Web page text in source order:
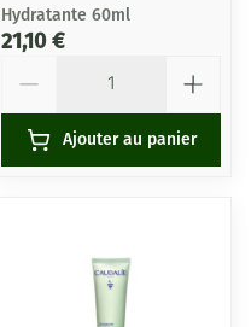
Hydratante 60ml
21,10 €
Ajouter au panier